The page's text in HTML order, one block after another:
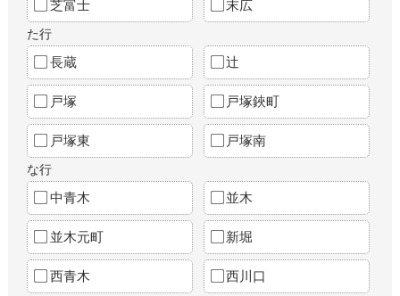
芝富士 末広
た行
長蔵 辻
戸塚 戸塚鋏町
戸塚東 戸塚南
な行
中青木 並木
並木元町 新堀
西青木 西川口